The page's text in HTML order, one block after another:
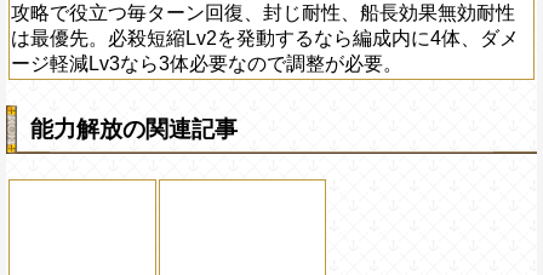
攻略で役立つ毎ターン回復、封じ耐性、船長効果無効耐性
は最優先。必殺短縮Lv2を発動するなら編成内に4体、ダメ
ージ軽減Lv3なら3体必要なので調整が必要。
能力解放の関連記事